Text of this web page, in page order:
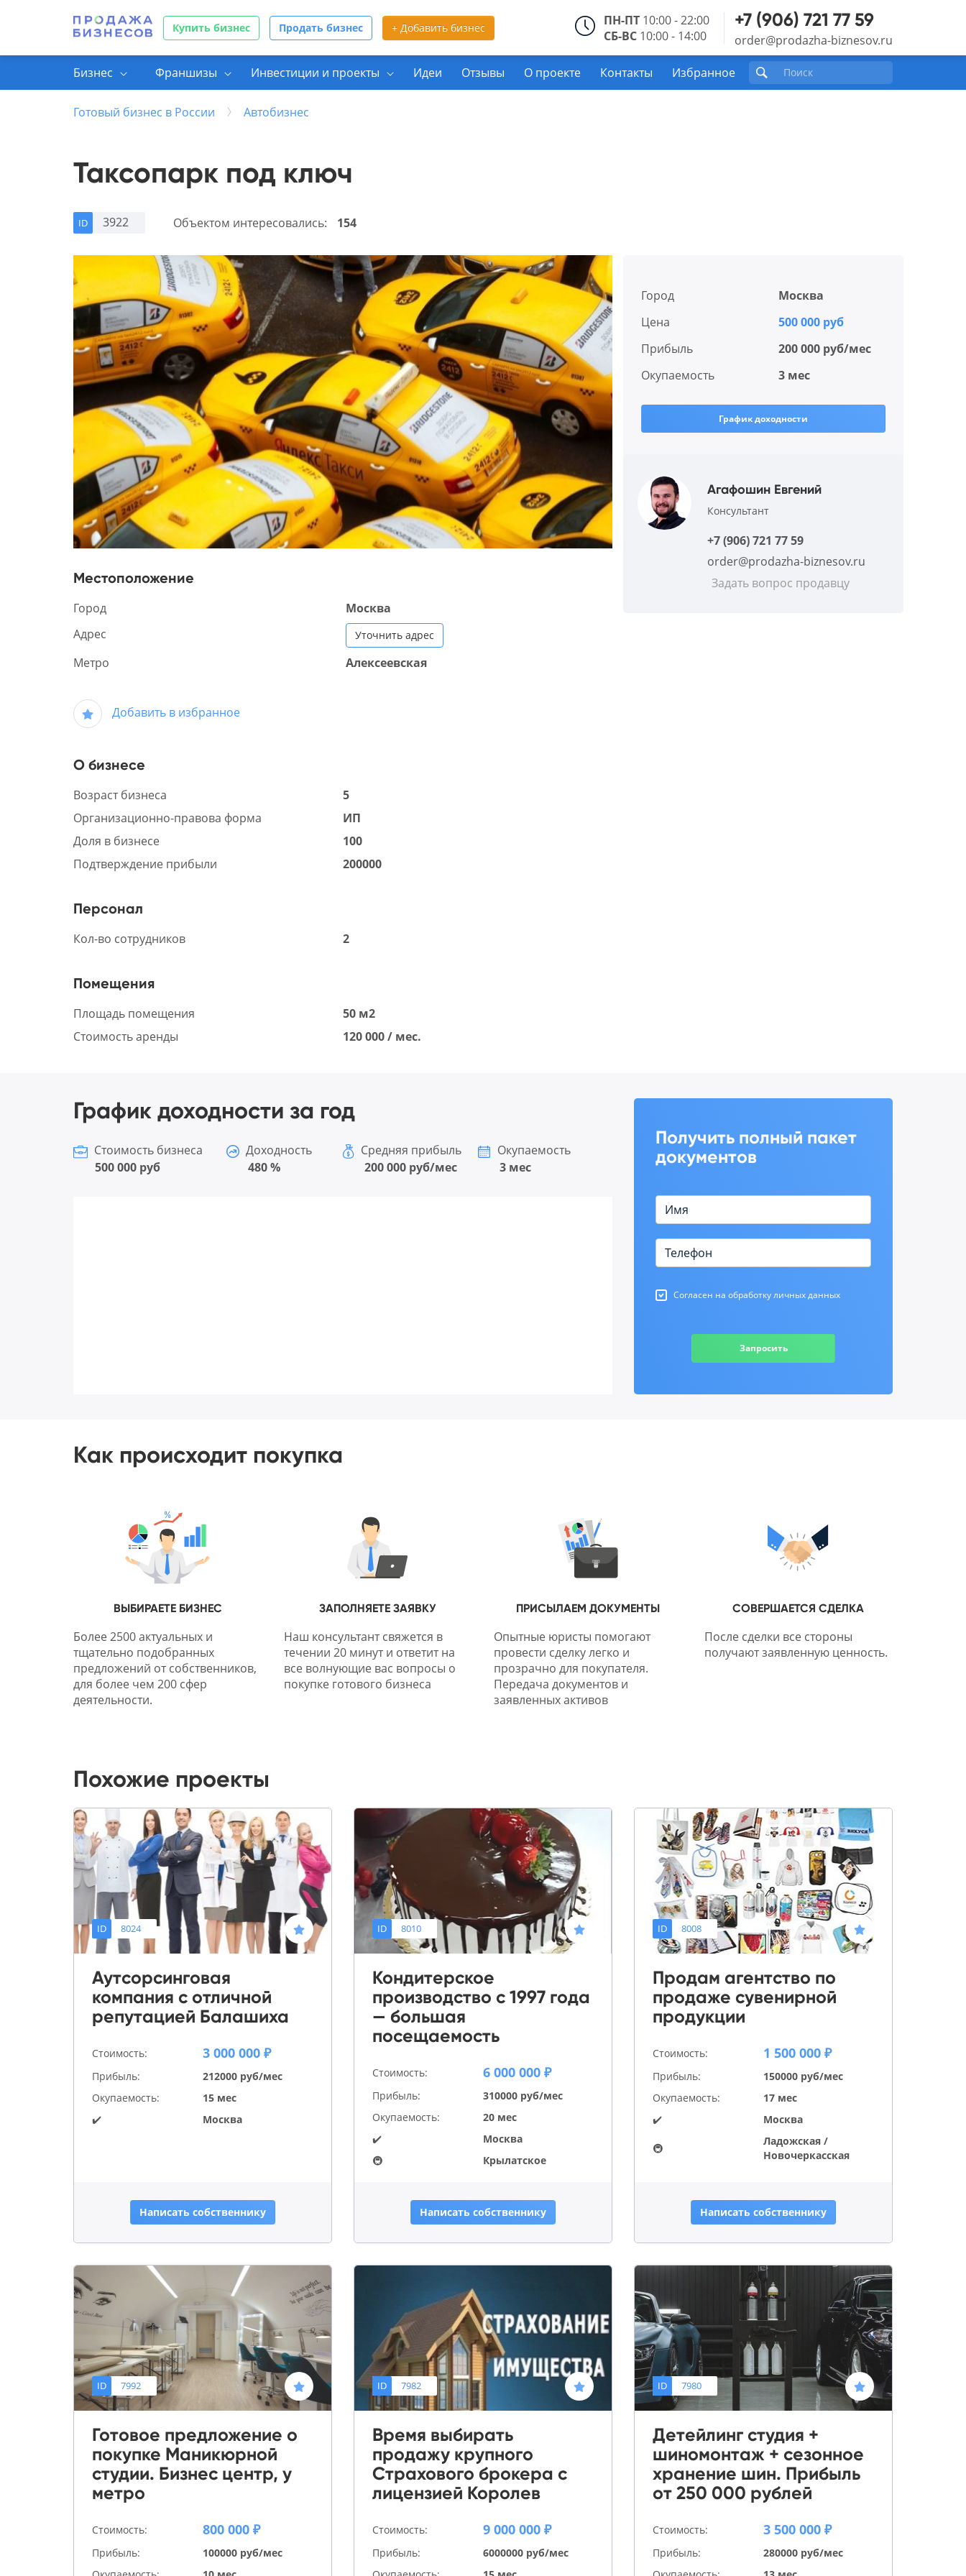
Купить бизнес Продать бизнес + Добавить бизнес ПН-ПТ 10:00 - 22:00
СБ-ВС 10:00 - 14:00
+7 (906) 721 77 59
order@prodazha-biznesov.ru
Бизнес Франшизы Инвестиции и проекты Идеи Отзывы О проекте Контакты Избранное
Готовый бизнес в России Автобизнес
Таксопарк под ключ
ID 3922 Объектом интересовались: 154
Местоположение
Город
Москва
Адрес
Уточнить адрес
Метро Алексеевская
Добавить в избранное
О бизнесе
Возраст бизнеса
5
Организационно-правова форма
ИП
Доля в бизнесе
100
Подтверждение прибыли
200000
Персонал
Кол-во сотрудников 2
Помещения
Площадь помещения
50 м2
Стоимость аренды
120 000 / мес.
Город
Москва
Цена
500 000 руб
Прибыль
200 000 руб/мес
Окупаемость
3 мес
График доходности
Агафошин Евгений
Консультант
+7 (906) 721 77 59
order@prodazha-biznesov.ru
Задать вопрос продавцу
График доходности за год
Стоимость бизнеса
500 000 руб
Доходность
480 %
Средняя прибыль
200 000 руб/мес
Окупаемость
3 мес
Получить полный пакет
документов
Согласен на обработку личных данных
Запросить
Как происходит покупка
ВЫБИРАЕТЕ БИЗНЕС
Более 2500 актуальных и
тщательно подобранных
предложений от собственников,
для более чем 200 сфер
деятельности.
ЗАПОЛНЯЕТЕ ЗАЯВКУ
Наш консультант свяжется в
течении 20 минут и ответит на
все волнующие вас вопросы о
покупке готового бизнеса
ПРИСЫЛАЕМ ДОКУМЕНТЫ
Опытные юристы помогают
провести сделку легко и
прозрачно для покупателя.
Передача документов и
заявленных активов
СОВЕРШАЕТСЯ СДЕЛКА
После сделки все стороны
получают заявленную ценность.
Похожие проекты
ID 8024
Аутсорсинговая
компания с отличной
репутацией Балашиха
Стоимость: 3 000 000 ₽
Прибыль:
212000 руб/мес
Окупаемость:
15 мес
✔️
Москва
Написать собственнику
ID 8010
Кондитерское
производство с 1997 года
— большая
посещаемость
Стоимость: 6 000 000 ₽
Прибыль:
310000 руб/мес
Окупаемость:
20 мес
✔️
Москва
🚇
Крылатское
Написать собственнику
ID 8008
Продам агентство по
продаже сувенирной
продукции
Стоимость: 1 500 000 ₽
Прибыль:
150000 руб/мес
Окупаемость:
17 мес
✔️
Москва
🚇
Ладожская /
Новочеркасская
Написать собственнику
ID 7992
Готовое предложение о
покупке Маникюрной
студии. Бизнес центр, у
метро
Стоимость: 800 000 ₽
Прибыль:
100000 руб/мес
ID 7982
Время выбирать
продажу крупного
Страхового брокера с
лицензией Королев
Стоимость: 9 000 000 ₽
Прибыль:
6000000 руб/мес
ID 7980
Детейлинг студия +
шиномонтаж + сезонное
хранение шин. Прибыль
от 250 000 рублей
Стоимость: 3 500 000 ₽
Прибыль:
280000 руб/мес